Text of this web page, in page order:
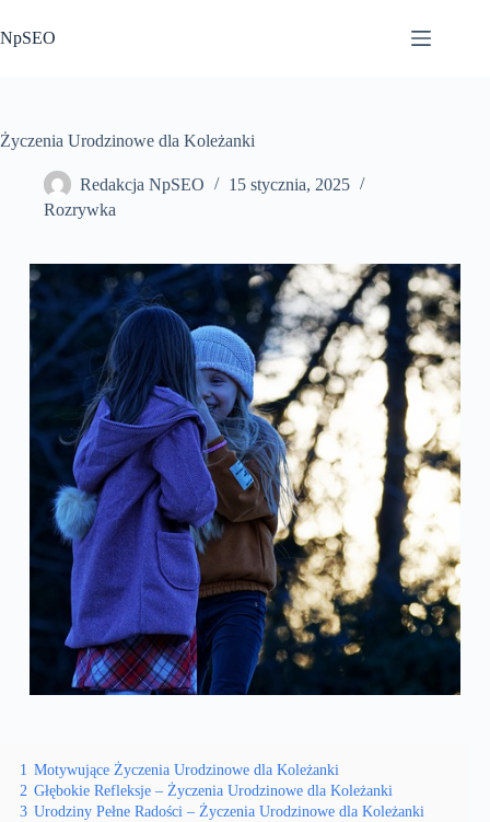
do
treści
NpSEO
Życzenia Urodzinowe dla Koleżanki
Redakcja NpSEO
15 stycznia, 2025
Rozrywka
1 Motywujące Życzenia Urodzinowe dla Koleżanki
2 Głębokie Refleksje – Życzenia Urodzinowe dla Koleżanki
3 Urodziny Pełne Radości – Życzenia Urodzinowe dla Koleżanki